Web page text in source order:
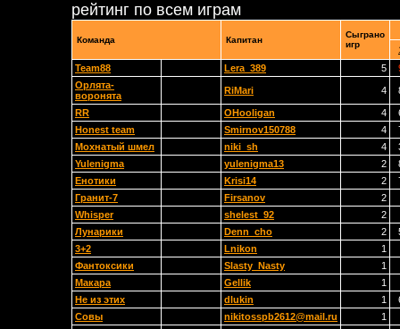
рейтинг по всем играм
Команда Капитан
Сыграно
игр
Team88 Lera_389 5
Орлята-
воронята
RiMari 4
RR OHooligan 4
Honest team
Smirnov150788 4
Мохнатый шмел
niki_sh 4
Yulenigma
yulenigma13 2
Енотики
Krisi14 2
Гранит-7
Firsanov
2
Whisper
shelest_92
2
Лунарики
Denn_cho 2
3+2
Lnikon
1
Фантоксики
Slasty_Nasty
1
Макара
Gellik
1
Не из этих
dlukin 1
Совы
nikitosspb2612@mail.ru
1